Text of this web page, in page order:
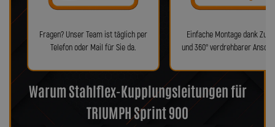
Fragen? Unser Team ist täglich per
Telefon oder Mail für Sie da.
Einfache Montage dank
und 360° verdrehbarer
Warum Stahlflex-Kupplungsleitungen für
TRIUMPH Sprint 900